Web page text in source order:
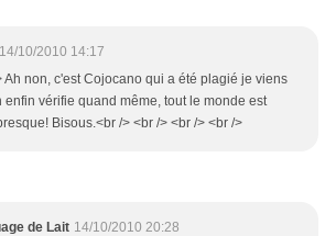
14/10/2010 14:17
Ah non, c'est Cojocano qui a été plagié je viens
enfin vérifie quand même, tout le monde est
Bisous.<br /> <br /> <br /> <br />
de Lait 14/10/2010 20:28